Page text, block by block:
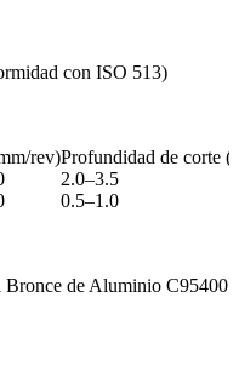
con ISO 513)
rev)Profundidad de corte
2.0–3.5
0.5–1.0
Bronce de Aluminio C95400